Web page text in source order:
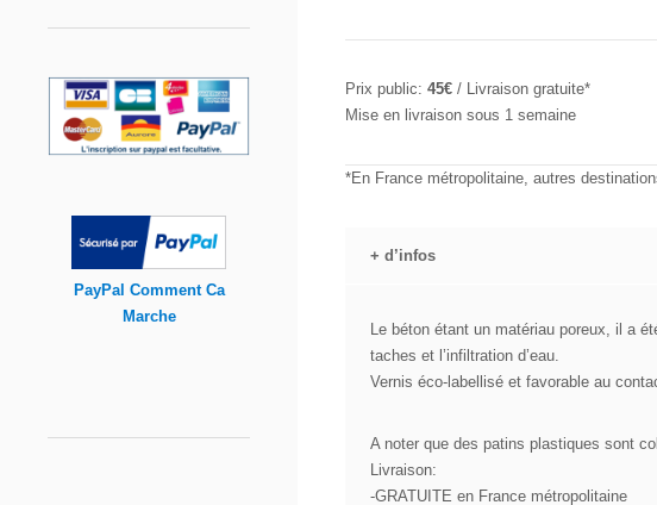
PayPal Comment Ca
Marche
Prix public: 45€ / Livraison gratuite*
Mise en livraison sous 1 semaine
*En France métropolitaine, autres
+ d’infos
Le béton étant un matériau poreux, il a
taches et l’infiltration d’eau.
Vernis éco-labellisé et favorable au
A noter que des patins plastiques sont
Livraison:
-GRATUITE en France métropolitaine